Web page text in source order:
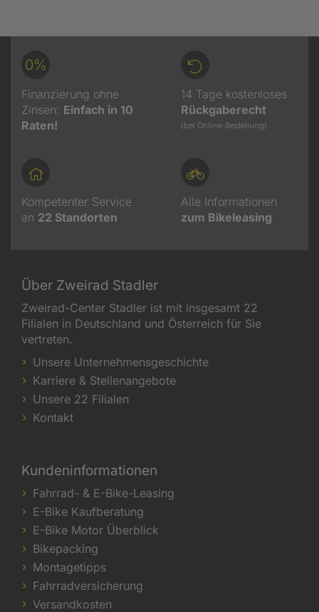
0%
Finanzierung ohne
Zinsen: Einfach in 10
Raten!
14 Tage kostenloses
Rückgaberecht
(bei Online-Bestellung)
Kompetenter Service
an 22 Standorten
Alle Informationen
zum Bikeleasing
Über Zweirad Stadler
Zweirad-Center Stadler ist mit insgesamt 22
Filialen in Deutschland und Österreich für Sie
vertreten.
Unsere Unternehmensgeschichte
Karriere & Stellenangebote
Unsere 22 Filialen
Kontakt
Kundeninformationen
Fahrrad- & E-Bike-Leasing
E-Bike Kaufberatung
E-Bike Motor Überblick
Bikepacking
Montagetipps
Fahrradversicherung
Versandkosten